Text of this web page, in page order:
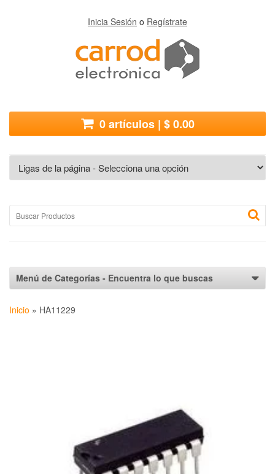
Inicia Sesión o Regístrate
0 artículos | $ 0.00
Inicio » HA11229